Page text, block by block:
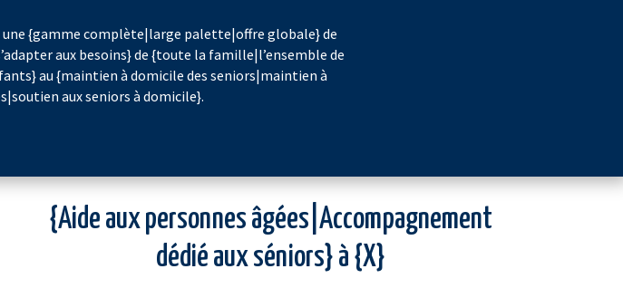
{gamme complète|large palette|offre globale} de
aux besoins} de {toute la famille|l’ensemble de
au {maintien à domicile des seniors|maintien à
aux seniors à domicile}.
{Aide aux personnes âgées|Accompagnement
dédié aux séniors} à {X}